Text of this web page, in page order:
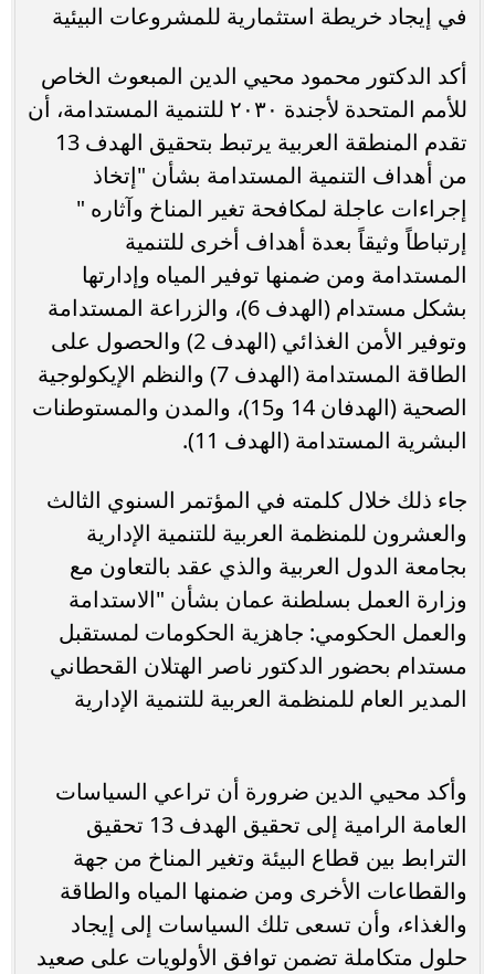
في إيجاد خريطة استثمارية للمشروعات البيئية
أكد الدكتور محمود محيي الدين المبعوث الخاص
للأمم المتحدة لأجندة ٢٠٣٠ للتنمية المستدامة، أن
تقدم المنطقة العربية يرتبط بتحقيق الهدف 13
من أهداف التنمية المستدامة بشأن "إتخاذ
إجراءات عاجلة لمكافحة تغير المناخ وآثاره "
إرتباطاً وثيقاً بعدة أهداف أخرى للتنمية
المستدامة ومن ضمنها توفير المياه وإدارتها
بشكل مستدام (الهدف 6)، والزراعة المستدامة
وتوفير الأمن الغذائي (الهدف 2) والحصول على
الطاقة المستدامة (الهدف 7) والنظم الإيكولوجية
الصحية (الهدفان 14 و15)، والمدن والمستوطنات
البشرية المستدامة (الهدف 11).
جاء ذلك خلال كلمته في المؤتمر السنوي الثالث
والعشرون للمنظمة العربية للتنمية الإدارية
بجامعة الدول العربية والذي عقد بالتعاون مع
وزارة العمل بسلطنة عمان بشأن "الاستدامة
والعمل الحكومي: جاهزية الحكومات لمستقبل
مستدام بحضور الدكتور ناصر الهتلان القحطاني
المدير العام للمنظمة العربية للتنمية الإدارية
وأكد محيي الدين ضرورة أن تراعي السياسات
العامة الرامية إلى تحقيق الهدف 13 تحقيق
الترابط بين قطاع البيئة وتغير المناخ من جهة
والقطاعات الأخرى ومن ضمنها المياه والطاقة
والغذاء، وأن تسعى تلك السياسات إلى إيجاد
حلول متكاملة تضمن توافق الأولويات على صعيد